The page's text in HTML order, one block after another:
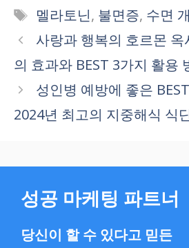
Tags
멜라토닌, 불면증, 수면
사랑과 행복의 호르몬
의 효과와 BEST 3가지 활용
성인병 예방에 좋은
2024년 최고의 지중해식 식
성공 마케팅 파트너
당신이 할 수 있다고 믿든